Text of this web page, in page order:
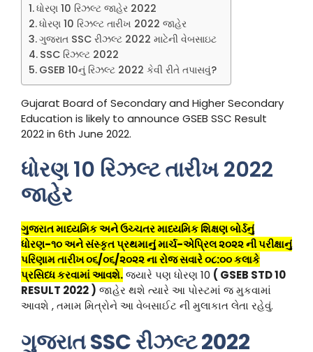
ધોરણ 10 રિઝલ્ટ જાહેર 2022
ધોરણ 10 રિઝલ્ટ તારીખ 2022 જાહેર
ગુજરાત SSC રીઝલ્ટ 2022 માટેની વેબસાઇટ
SSC રિઝલ્ટ 2022
GSEB 10નું રિઝલ્ટ 2022 કેવી રીતે તપાસવું?
Gujarat Board of Secondary and Higher Secondary
Education is likely to announce GSEB SSC Result
2022 in 6th June 2022.
ધોરણ 10 રિઝલ્ટ તારીખ 2022
જાહેર
ગુજરાત માધ્યમિક અને ઉચ્ચતર માધ્યમિક શિક્ષણ બોર્ડનું
ધોરણ-૧૦ અને સંસ્કૃત પ્રથમાનું માર્ચ-એપ્રિલ ૨૦૨૨ ની પરીક્ષાનું
પરિણામ તારીખ ૦૬/૦૬/૨૦૨૨ ના રોજ સવારે ૦૮:૦૦ કલાકે
પ્રસિધ્ધ કરવામાં આવશે.જયારે પણ ધોરણ 10 ( GSEB STD 10
RESULT 2022 ) જાહેર થશે ત્યારે આ પોસ્ટમાં જ મુકવામાં
આવશે , તમામ મિત્રોને આ વેબસાઈટ ની મુલાકાત લેતા રહેવું.
ગુજરાત SSC રીઝલ્ટ 2022